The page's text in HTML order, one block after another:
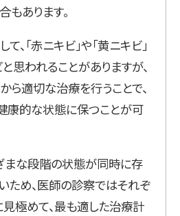
もあります。
、「赤ニキビ」や「黄ニキビ」
思われることがありますが、
ら適切な治療を行うことで、
康的な状態に保つことが可
まな段階の状態が同時に存
ため、医師の診察ではそれぞ
極めて、最も適した治療計